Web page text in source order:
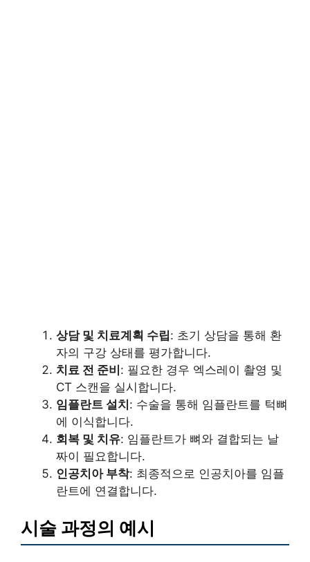
상담 및 치료계획 수립: 초기 상담을 통해 환
자의 구강 상태를 평가합니다.
치료 전 준비 : 필요한 경우 엑스레이 촬영 및
CT 스캔을 실시합니다.
임플란트 설치 : 수술을 통해 임플란트를 턱뼈
에 이식합니다.
회복 및 치유: 임플란트가 뼈와 결합되는 날
짜이 필요합니다.
인공치아 부착: 최종적으로 인공치아를 임플
란트에 연결합니다.
시술 과정의 예시